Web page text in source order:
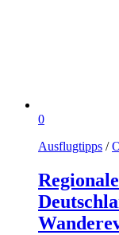
0
Ausflugtipps /